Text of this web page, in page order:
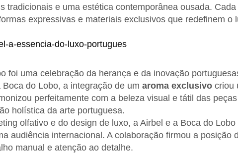
tradicionais e uma estética contemporânea ousada.
expressivas e materiais exclusivos que redefinem o
foi uma celebração da herança e da inovação
do Lobo, a integração de um aroma exclusivocriou
perfeitamente com a beleza visual e tátil das
holística da arte portuguesa.
olfativo e do design de luxo, a Airbel e a Boca do
audiência internacional. A colaboração firmou a posição
manual e atenção ao detalhe.